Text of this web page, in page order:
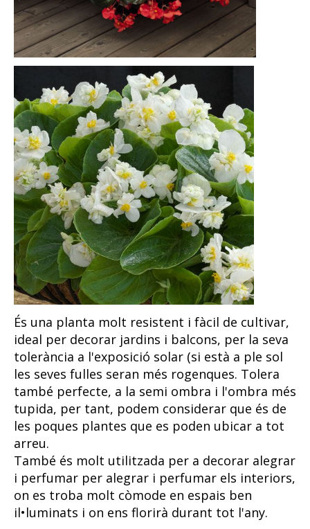
És una planta molt resistent i fàcil de cultivar,
ideal per decorar jardins i balcons, per la seva
tolerància a l'exposició solar (si està a ple sol
les seves fulles seran més rogenques. Tolera
també perfecte, a la semi ombra i l'ombra més
tupida, per tant, podem considerar que és de
les poques plantes que es poden ubicar a tot
arreu.
També és molt utilitzada per a decorar alegrar
i perfumar per alegrar i perfumar els interiors,
on es troba molt còmode en espais ben
il•luminats i on ens florirà durant tot l'any.